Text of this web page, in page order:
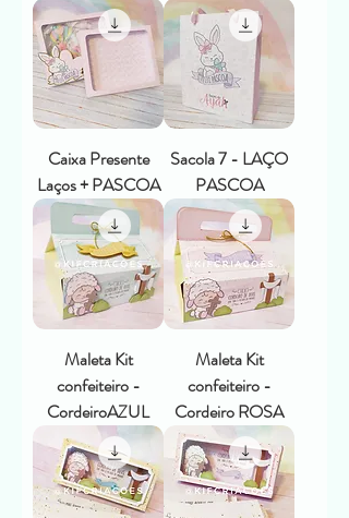
Caixa Presente
Laços + PASCOA
Sacola 7 - LAÇO
PASCOA
Maleta Kit
confeiteiro -
CordeiroAZUL
Maleta Kit
confeiteiro -
Cordeiro ROSA